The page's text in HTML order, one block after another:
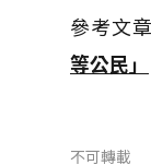
參考文
等公民」
不可轉載